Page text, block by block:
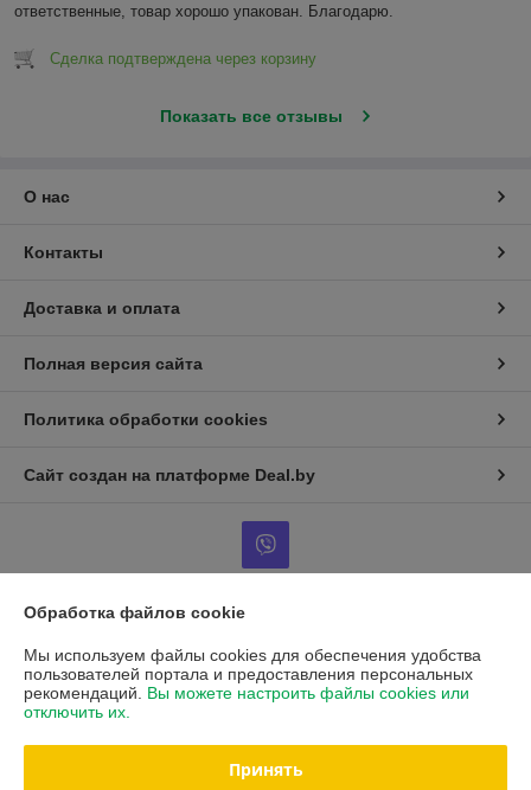
ответственные, товар хорошо упакован. Благодарю.
Сделка подтверждена через корзину
Показать все отзывы
О нас
Контакты
Доставка и оплата
Полная версия сайта
Политика обработки cookies
Сайт создан на платформе Deal.by
Юридическое лицо:ООО "Торговый Дом Галина"
РБ, 223723, Минская обл, Солигорский р-н, г.п. Красная Слобода, ул. М.
Горького, д. 15
Обработка файлов cookie
Мы используем файлы cookies для обеспечения удобства
пользователей портала и предоставления персональных
рекомендаций. Вы можете настроить файлы cookies или
отключить их.
Принять